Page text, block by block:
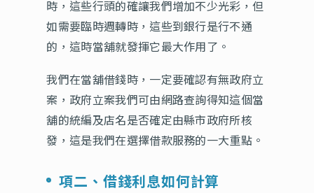
時，這些行頭的確讓我們增加不少光彩，但
如需要臨時週轉時，這些到銀行是行不通
的，這時當舖就發揮它最大作用了。
我們在當舖借錢時，一定要確認有無政府立
案，政府立案我們可由網路查詢得知這個當
舖的統編及店名是否確定由縣市政府所核
發，這是我們在選擇借款服務的一大重點。
項二、借錢利息如何計算